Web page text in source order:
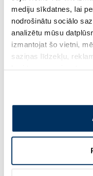
mediju sīkdatnes, lai
nodrošinātu sociālo
analizētu mūsu
izmantojat šo vietni,
saziņas līdzekļu,
pakalpojumus. Ja
izmantošanai, lūdzu,
3.49 € 4.99 €
Pirkt
Standarta cena: 4.99 €
Page 1 of 10